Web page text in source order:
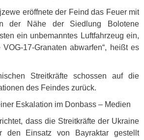
eröffnete der Feind das Feuer mit
der Nähe der Siedlung Bolotene
ein unbemanntes Luftfahrzeug ein,
VOG-17-Granaten abwarfen“, heißt es
Streitkräfte schossen auf die
des Feindes zurück.
Eskalation im Donbass – Medien
dass die Streitkräfte der Ukraine
den Einsatz von Bayraktar gestellt